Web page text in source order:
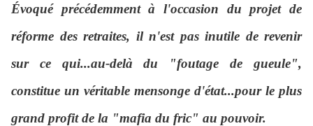
Évoqué précédemment à l'occasion du projet de
réforme des retraites, il n'est pas inutile de revenir
sur ce qui...au-delà du "foutage de gueule",
constitue un véritable mensonge d'état...pour le plus
grand profit de la "mafia du fric" au pouvoir.